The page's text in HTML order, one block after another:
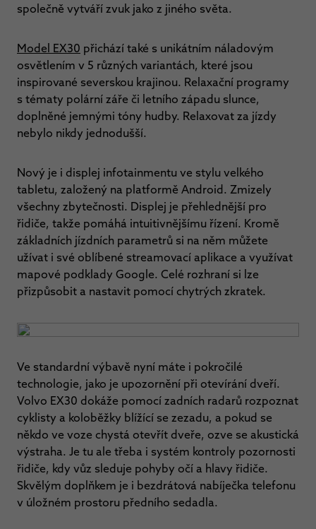
společně vytváří zvuk jako z jiného světa.
Model EX30 přichází také s unikátním náladovým
osvětlením v 5 různých variantách, které jsou
inspirované severskou krajinou. Relaxační programy
s tématy polární záře či letního západu slunce,
doplněné jemnými tóny hudby. Relaxovat za jízdy
nebylo nikdy jednodušší.
Nový je i displej infotainmentu ve stylu velkého
tabletu, založený na platformě Android. Zmizely
všechny zbytečnosti. Displej je přehlednější pro
řidiče, takže pomáhá intuitivnějšímu řízení. Kromě
základních jízdních parametrů si na něm můžete
užívat i své oblíbené streamovací aplikace a využívat
mapové podklady Google. Celé rozhraní si lze
přizpůsobit a nastavit pomocí chytrých zkratek.
Ve standardní výbavě nyní máte i pokročilé
technologie, jako je upozornění při otevírání dveří.
Volvo EX30 dokáže pomocí zadních radarů rozpoznat
cyklisty a koloběžky blížící se zezadu, a pokud se
někdo ve voze chystá otevřít dveře, ozve se akustická
výstraha. Je tu ale třeba i systém kontroly pozornosti
řidiče, kdy vůz sleduje pohyby očí a hlavy řidiče.
Skvělým doplňkem je i bezdrátová nabíječka telefonu
v úložném prostoru předního sedadla.